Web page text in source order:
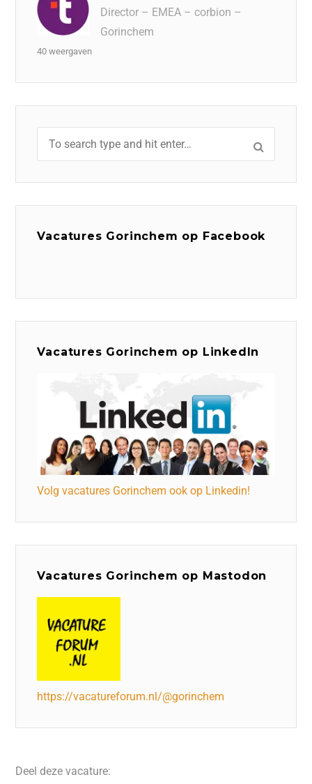
Director – EMEA – corbion –
Gorinchem
40 weergaven
Vacatures Gorinchem op Facebook
Vacatures Gorinchem op LinkedIn
Volg vacatures Gorinchem ook op Linkedin!
Vacatures Gorinchem op Mastodon
https://vacatureforum.nl/@gorinchem
Deel deze vacature: